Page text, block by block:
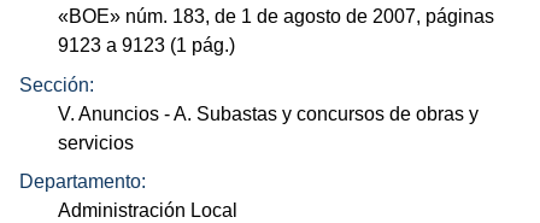
«BOE» núm. 183, de 1 de agosto de 2007, páginas
9123 a 9123 (1 pág.)
Sección:
V. Anuncios - A. Subastas y concursos de obras y
servicios
Departamento:
Administración Local